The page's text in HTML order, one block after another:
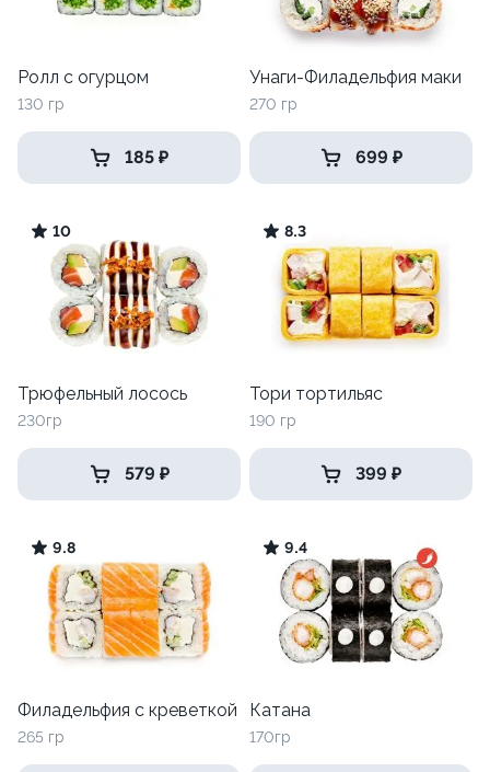
Ролл с огурцом
130 гр
185 ₽
Унаги-Филадельфия маки
270 гр
699 ₽
10
Трюфельный лосось
230гр
579 ₽
8.3
Тори тортильяс
190 гр
399 ₽
9.8
Филадельфия с креветкой
265 гр
9.4
Катана
170гр